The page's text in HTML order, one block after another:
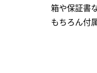
箱や保証書
もちろん付